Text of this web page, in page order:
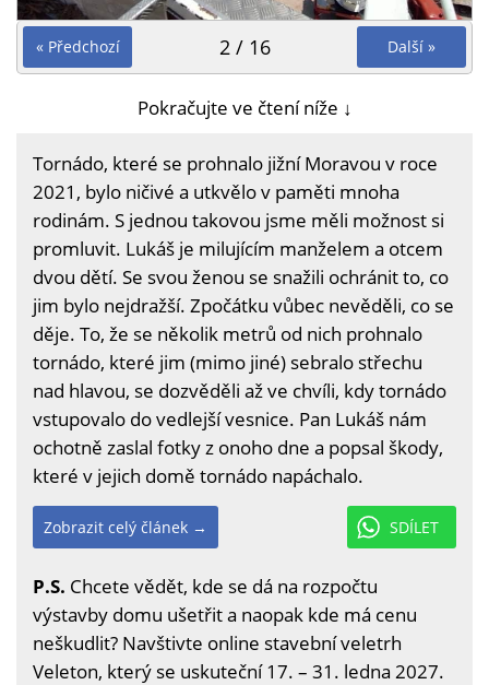
« Předchozí Další »
2 / 16
Pokračujte ve čtení níže ↓
Tornádo, které se prohnalo jižní Moravou v roce
2021, bylo ničivé a utkvělo v paměti mnoha
rodinám. S jednou takovou jsme měli možnost si
promluvit. Lukáš je milujícím manželem a otcem
dvou dětí. Se svou ženou se snažili ochránit to, co
jim bylo nejdražší. Zpočátku vůbec nevěděli, co se
děje. To, že se několik metrů od nich prohnalo
tornádo, které jim (mimo jiné) sebralo střechu
nad hlavou, se dozvěděli až ve chvíli, kdy tornádo
vstupovalo do vedlejší vesnice. Pan Lukáš nám
ochotně zaslal fotky z onoho dne a popsal škody,
které v jejich domě tornádo napáchalo.
SDÍLET
Zobrazit celý článek →
P.S. Chcete vědět, kde se dá na rozpočtu
výstavby domu ušetřit a naopak kde má cenu
neškudlit? Navštivte online stavební veletrh
Veleton, který se uskuteční 17. – 31. ledna 2027.